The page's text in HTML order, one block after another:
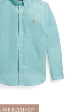
ΜΕ ΚΩΔΙΚΟ*